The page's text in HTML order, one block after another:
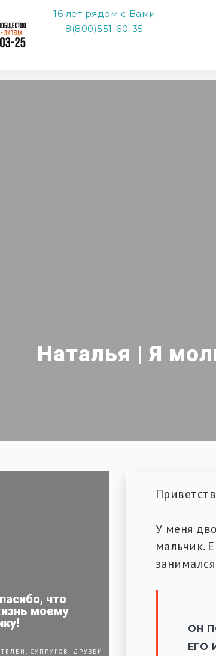
16 лет рядом с Вами
8(800)551-60-35
Наталья | Я
что
моему
СУПРУГОВ, ДРУЗЕЙ
У меня
мальчик.
ОН
ЕГО